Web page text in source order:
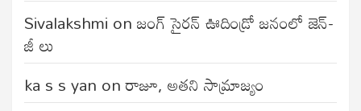
Sivalakshmi onజంగ్‌ సైరన్‌ ఊదిండ్రో జనంలో జెన్-
జీ లు
ka s s yan onరాజూ, అతని సామ్రాజ్యం